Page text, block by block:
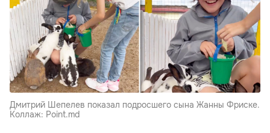
Дмитрий Шепелев показал подросшего сына Жанны Фриске.
Коллаж: Point.md